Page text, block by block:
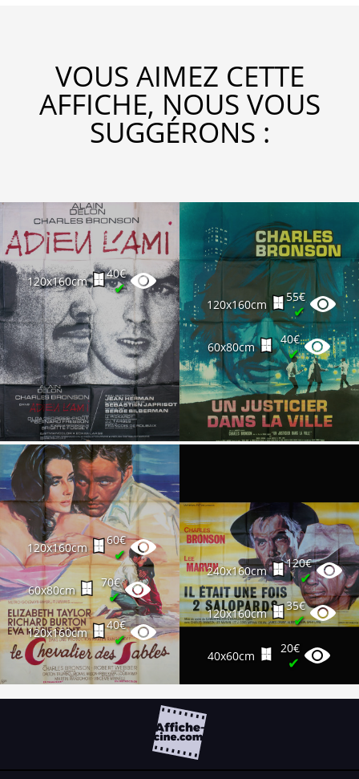
VOUS AIMEZ CETTE
AFFICHE, NOUS VOUS
SUGGÉRONS :
120x160cm
40€
✔
120x160cm
55€
✔
60x80cm
40€
✔
120x160cm
60€
✔
60x80cm
70€
✔
120x160cm
40€
✔
240x160cm
120€
✔
120x160cm
35€
✔
40x60cm
20€
✔